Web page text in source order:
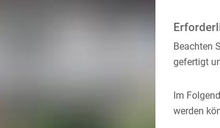
Beachten
gefertigt
Im
werden